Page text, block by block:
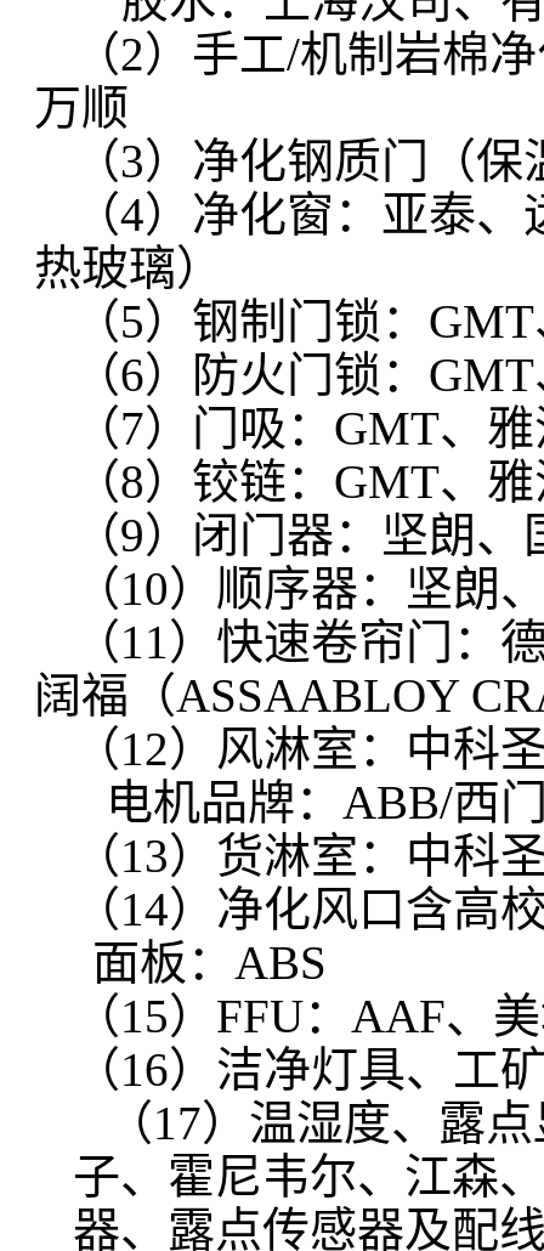
（2）手工/机制岩棉
万顺
（3）净化钢质门（
（4）净化窗：亚泰
热玻璃）
（5）钢制门锁：
（6）防火门锁：
（7）门吸：GMT、
（8）铰链：GMT、
（9）闭门器：坚朗
（10）顺序器：坚朗
（11）快速卷帘门：
阔福（ASSAABLOY
（12）风淋室：中科
电机品牌：ABB/西
（13）货淋室：中科
（14）净化风口含高
面板：ABS
（15）FFU：AAF、
（16）洁净灯具、工
（17）温湿度、露
子、霍尼韦尔、江森
器、露点传感器及配